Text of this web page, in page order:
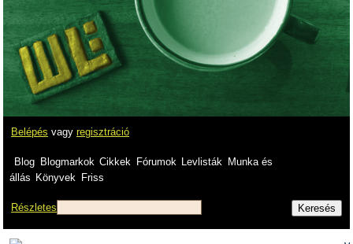
Belépés vagy regisztráció
Blog Blogmarkok Cikkek Fórumok Levlisták
Munka és
állás Könyvek Friss
Részletes